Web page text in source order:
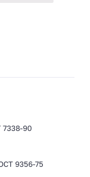
7338-90
9356-75